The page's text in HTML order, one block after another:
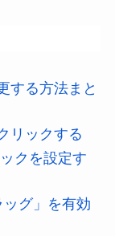
する方法まと
リックする
クを設定す
グ」を有効